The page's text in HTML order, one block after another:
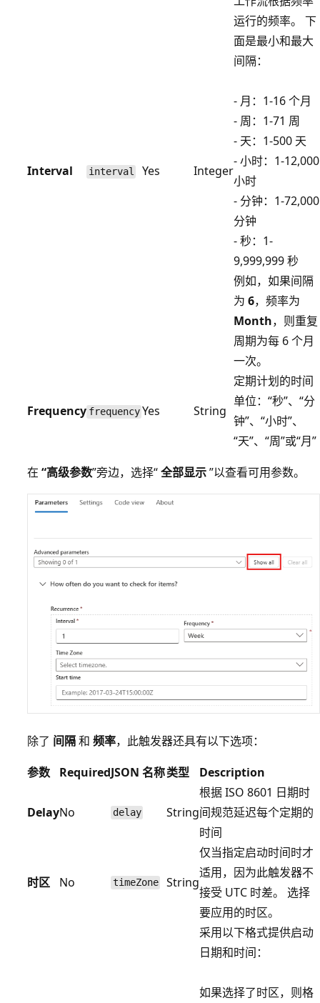
Interval interval Yes Integer
运行的频率。 下
面是最小和最大
间隔：
- 月：1-16 个月
- 周：1-71 周
- 天：1-500 天
- 小时：1-12,000
小时
- 分钟：1-72,000
分钟
- 秒：1-
9,999,999 秒
例如，如果间隔
为 6，频率为
Month，则重复
周期为每 6 个月
一次。
Frequency frequency Yes String
定期计划的时间
单位：“秒”、“分
钟”、“小时”、
“天”、“周”或“月”
在 “高级参数”旁边，选择“全部显示”以查看可用参数。
除了 间隔和 频率，此触发器还具有以下选项：
参数
RequiredJSON 名称类型 Description
DelayNo delay String
根据 ISO 8601 日期时
间规范延迟每个定期的
时间
时区 No timeZone String
仅当指定启动时间时才
适用，因为此触发器不
接受 UTC 时差。 选择
要应用的时区。
采用以下格式提供启动
日期和时间：
如果选择了时区，则格